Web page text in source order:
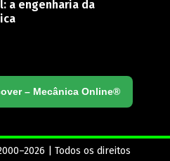
a engenharia da
– Mecânica Online®
| Todos os direitos